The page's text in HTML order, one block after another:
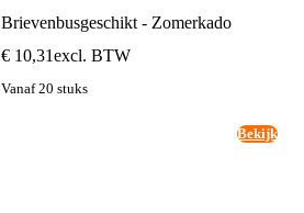
Brievenbusgeschikt - Zomerkado
€ 10,31excl. BTW
Vanaf 20 stuks
Bekijk